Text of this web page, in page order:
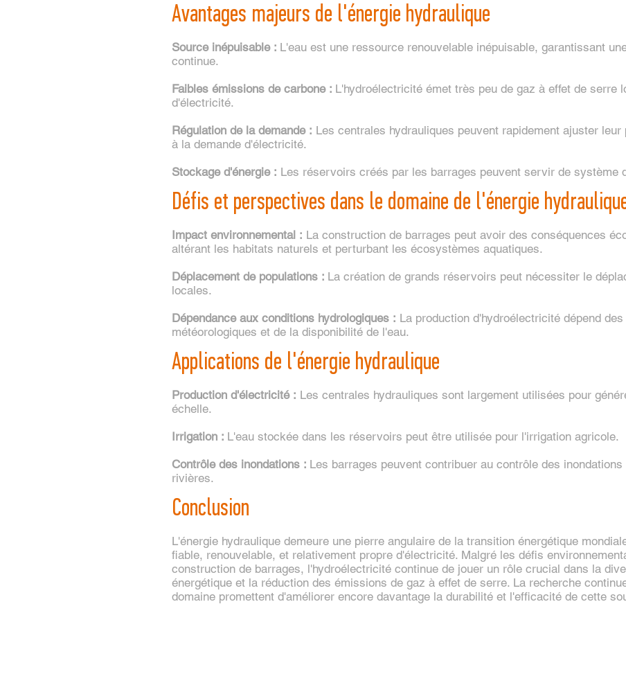
Avantages majeurs de l'énergie hydraulique
Source inépuisable : L'eau est une ressource renouvelable inépuisable, garantissant
continue.
Faibles émissions de carbone : L'hydroélectricité émet très peu de gaz à effet de serre
d'électricité.
Régulation de la demande : Les centrales hydrauliques peuvent rapidement ajuster
à la demande d'électricité.
Stockage d'énergie : Les réservoirs créés par les barrages peuvent servir de système
Défis et perspectives dans le domaine de l'énergie
Impact environnemental : La construction de barrages peut avoir des conséquences
altérant les habitats naturels et perturbant les écosystèmes aquatiques.
Déplacement de populations : La création de grands réservoirs peut nécessiter le
locales.
Dépendance aux conditions hydrologiques : La production d'hydroélectricité dépend
météorologiques et de la disponibilité de l'eau.
Applications de l'énergie hydraulique
Production d'électricité : Les centrales hydrauliques sont largement utilisées pour
échelle.
Irrigation : L'eau stockée dans les réservoirs peut être utilisée pour l'irrigation agricole.
Contrôle des inondations : Les barrages peuvent contribuer au contrôle des
rivières.
Conclusion
L'énergie hydraulique demeure une pierre angulaire de la transition énergétique
fiable, renouvelable, et relativement propre d'électricité. Malgré les défis
construction de barrages, l'hydroélectricité continue de jouer un rôle crucial dans la
énergétique et la réduction des émissions de gaz à effet de serre. La recherche
domaine promettent d'améliorer encore davantage la durabilité et l'efficacité de cette